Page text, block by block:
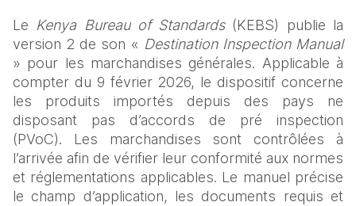
Le Kenya Bureau of Standards (KEBS) publie la
version 2 de son « Destination Inspection Manual
» pour les marchandises générales. Applicable à
compter du 9 février 2026, le dispositif concerne
les produits importés depuis des pays ne
disposant pas d’accords de pré inspection
(PVoC). Les marchandises sont contrôlées à
l’arrivée afin de vérifier leur conformité aux normes
et réglementations applicables. Le manuel précise
le champ d’application, les documents requis et